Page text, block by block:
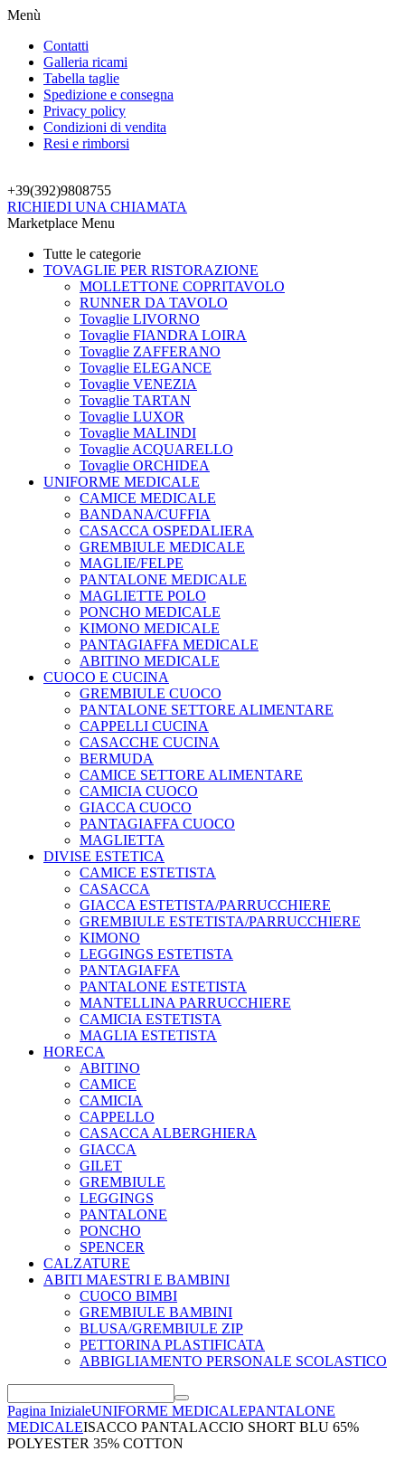
Menù
Contatti
Galleria ricami
Tabella taglie
Spedizione e consegna
Privacy policy
Condizioni di vendita
Resi e rimborsi
+39(392)9808755
RICHIEDI UNA CHIAMATA
Marketplace Menu
Tutte le categorie
TOVAGLIE PER RISTORAZIONE
MOLLETTONE COPRITAVOLO
RUNNER DA TAVOLO
Tovaglie LIVORNO
Tovaglie FIANDRA LOIRA
Tovaglie ZAFFERANO
Tovaglie ELEGANCE
Tovaglie VENEZIA
Tovaglie TARTAN
Tovaglie LUXOR
Tovaglie MALINDI
Tovaglie ACQUARELLO
Tovaglie ORCHIDEA
UNIFORME MEDICALE
CAMICE MEDICALE
BANDANA/CUFFIA
CASACCA OSPEDALIERA
GREMBIULE MEDICALE
MAGLIE/FELPE
PANTALONE MEDICALE
MAGLIETTE POLO
PONCHO MEDICALE
KIMONO MEDICALE
PANTAGIAFFA MEDICALE
ABITINO MEDICALE
CUOCO E CUCINA
GREMBIULE CUOCO
PANTALONE SETTORE ALIMENTARE
CAPPELLI CUCINA
CASACCHE CUCINA
BERMUDA
CAMICE SETTORE ALIMENTARE
CAMICIA CUOCO
GIACCA CUOCO
PANTAGIAFFA CUOCO
MAGLIETTA
DIVISE ESTETICA
CAMICE ESTETISTA
CASACCA
GIACCA ESTETISTA/PARRUCCHIERE
GREMBIULE ESTETISTA/PARRUCCHIERE
KIMONO
LEGGINGS ESTETISTA
PANTAGIAFFA
PANTALONE ESTETISTA
MANTELLINA PARRUCCHIERE
CAMICIA ESTETISTA
MAGLIA ESTETISTA
HORECA
ABITINO
CAMICE
CAMICIA
CAPPELLO
CASACCA ALBERGHIERA
GIACCA
GILET
GREMBIULE
LEGGINGS
PANTALONE
PONCHO
SPENCER
CALZATURE
ABITI MAESTRI E BAMBINI
CUOCO BIMBI
GREMBIULE BAMBINI
BLUSA/GREMBIULE ZIP
PETTORINA PLASTIFICATA
ABBIGLIAMENTO PERSONALE SCOLASTICO
Pagina InizialeUNIFORME MEDICALEPANTALONE
MEDICALEISACCO PANTALACCIO SHORT BLU 65%
POLYESTER 35% COTTON